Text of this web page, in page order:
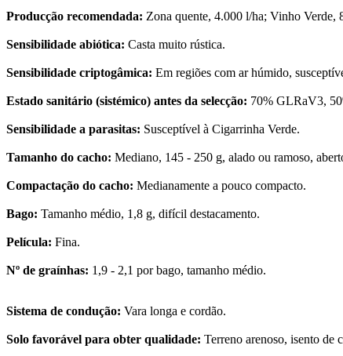
Producção recomendada: Zona quente, 4.000 l/ha; Vinho Verde,
Sensibilidade abiótica: Casta muito rústica.
Sensibilidade criptogâmica: Em regiões com ar húmido,
Estado sanitário (sistémico) antes da selecção: 70% GLRaV3,
Sensibilidade a parasitas: Susceptível à Cigarrinha Verde.
Tamanho do cacho: Mediano, 145 - 250 g, alado ou ramoso,
Compactação do cacho: Medianamente a pouco compacto.
Bago: Tamanho médio, 1,8 g, difícil destacamento.
Película: Fina.
Nº de graínhas: 1,9 - 2,1 por bago, tamanho médio.
Sistema de condução: Vara longa e cordão.
Solo favorável para obter qualidade: Terreno arenoso, isento de